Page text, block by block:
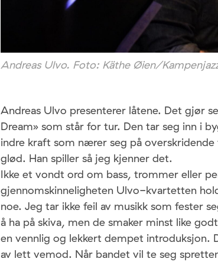
Andreas Ulvo. Foto: Käthe Øien/
Andreas Ulvo presenterer låtene. Det gjør
Dream» som står for tur. Den tar seg inn i
indre kraft som nærer seg på
glød. Han spiller så jeg kjenner det.
Ikke et vondt ord om bass, trommer eller
gjennomskinneligheten Ulvo-kvartetten
noe. Jeg tar ikke feil av musikk som fester
å ha på skiva, men de smaker minst like
en vennlig og lekkert dempet introduksjon.
av lett vemod. Når bandet vil te seg